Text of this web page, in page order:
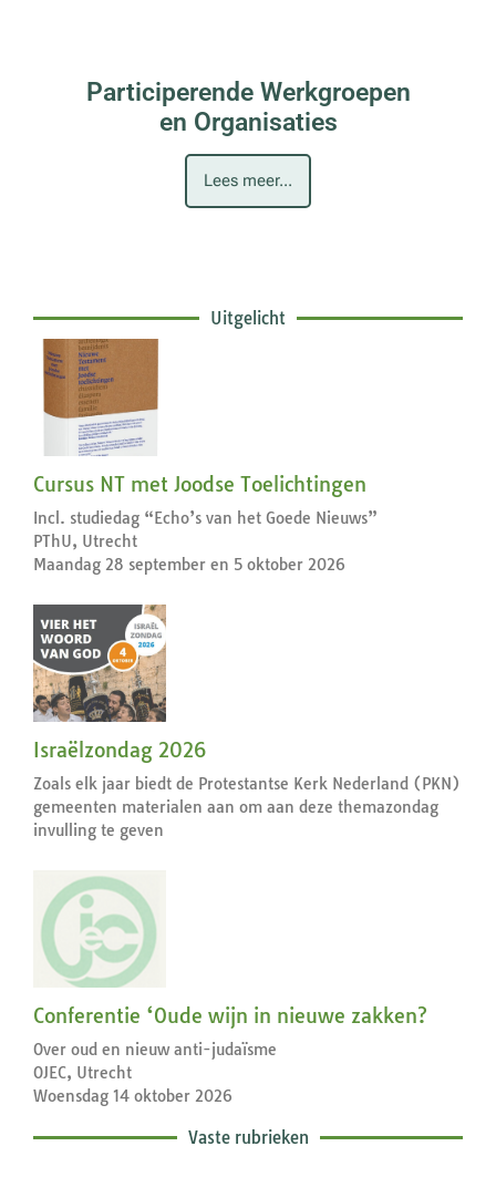
Participerende Werkgroepen
en Organisaties
Lees meer...
Uitgelicht
Cursus NT met Joodse Toelichtingen
Incl. studiedag “Echo’s van het Goede Nieuws”
PThU, Utrecht
Maandag 28 september en 5 oktober 2026
Israëlzondag 2026
Zoals elk jaar biedt de Protestantse Kerk Nederland (PKN)
gemeenten materialen aan om aan deze themazondag
invulling te geven
Conferentie ‘Oude wijn in nieuwe zakken?
Over oud en nieuw anti-judaïsme
OJEC, Utrecht
Woensdag 14 oktober 2026
Vaste rubrieken